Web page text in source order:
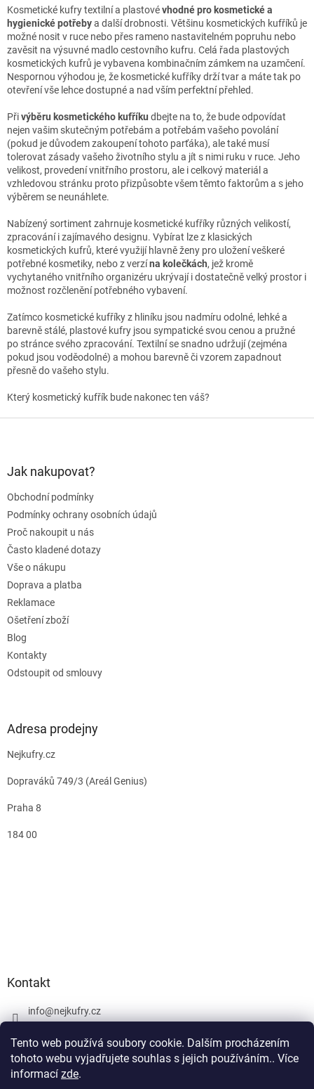
Tento web používá soubory cookie. Dalším procházením
tohoto webu vyjadřujete souhlas s jejich používáním.. Více
informací zde.
l
á
d
a
c
í
p
v
k
y
v
ý
p
u
Kosmetické kufry textilní a plastovévhodné pro kosmetické a
hygienické potřebya další drobnosti. Většinu kosmetických kufříků je
možné nosit v ruce nebo přes rameno nastavitelném popruhu nebo
zavěsit na výsuvné madlo cestovního kufru. Celá řada plastových
kosmetických kufrů je vybavena kombinačním zámkem na uzamčení.
Nespornou výhodou je, že kosmetické kufříky drží tvar a máte tak po
otevření vše lehce dostupné a nad vším perfektní přehled.
Přivýběru kosmetického kufříku dbejte na to, že bude odpovídat
nejen vašim skutečným potřebám a potřebám vašeho povolání
(pokud je důvodem zakoupení tohoto parťáka), ale také musí
tolerovat zásady vašeho životního stylu a jít s nimi ruku v ruce. Jeho
velikost, provedení vnitřního prostoru, ale i celkový materiál a
vzhledovou stránku proto přizpůsobte všem těmto faktorům a s jeho
výběrem se neunáhlete.
Nabízený sortiment zahrnuje kosmetické kufříky různých velikostí,
zpracování i zajímavého designu. Vybírat lze z klasických
kosmetických kufrů, které využijí hlavně ženy pro uložení veškeré
potřebné kosmetiky, nebo z verzína kolečkách, jež kromě
vychytaného vnitřního organizéru ukrývají i dostatečně velký prostor i
možnost rozčlenění potřebného vybavení.
Zatímco kosmetické kufříky z hliníku jsou nadmíru odolné, lehké a
barevně stálé, plastové kufry jsou sympatické svou cenou a pružné
po stránce svého zpracování. Textilní se snadno udržují (zejména
pokud jsou voděodolné) a mohou barevně či vzorem zapadnout
přesně do vašeho stylu.
Který kosmetický kufřík bude nakonec ten váš?
Jak nakupovat?
Obchodní podmínky
Podmínky ochrany osobních údajů
Proč nakoupit u nás
Často kladené dotazy
Vše o nákupu
Doprava a platba
Reklamace
Ošetření zboží
Blog
Kontakty
Odstoupit od smlouvy
Adresa prodejny
Nejkufry.cz
Dopraváků 749/3 (Areál Genius)
Praha 8
184 00
Kontakt
info@nejkufry.cz
Facebook